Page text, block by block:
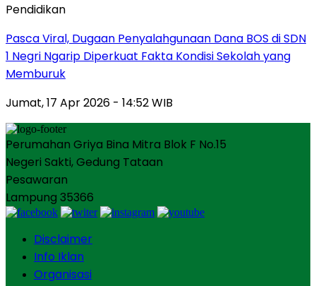
Pendidikan
Pasca Viral, Dugaan Penyalahgunaan Dana BOS di SDN
1 Negri Ngarip Diperkuat Fakta Kondisi Sekolah yang
Memburuk
Jumat, 17 Apr 2026 - 14:52 WIB
Perumahan Griya Bina Mitra Blok F No.15
Negeri Sakti, Gedung Tataan
Pesawaran
Lampung 35366
Disclaimer
Info Iklan
Organisasi